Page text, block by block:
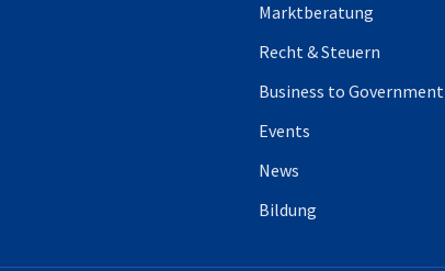
Marktberatung
Recht & Steuern
Business to Government
Events
News
Bildung